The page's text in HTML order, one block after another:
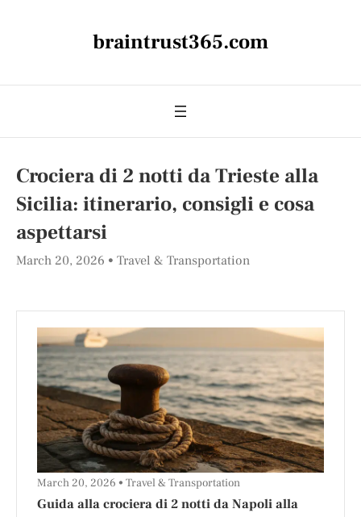
braintrust365.com
Crociera di 2 notti da Trieste alla
Sicilia: itinerario, consigli e cosa
aspettarsi
March 20, 2026 Travel & Transportation
Guida alla crociera di 2 notti da Napoli alla
March 20, 2026 Travel & Transportation